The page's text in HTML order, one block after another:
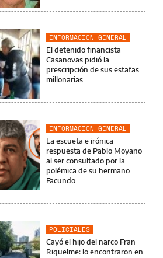
INFORMACIÓN GENERAL
El detenido financista
Casanovas pidió la
prescripción de sus estafas
millonarias
INFORMACIÓN GENERAL
La escueta e irónica
respuesta de Pablo Moyano
al ser consultado por la
polémica de su hermano
Facundo
POLICIALES
Cayó el hijo del narco Fran
Riquelme: lo encontraron en